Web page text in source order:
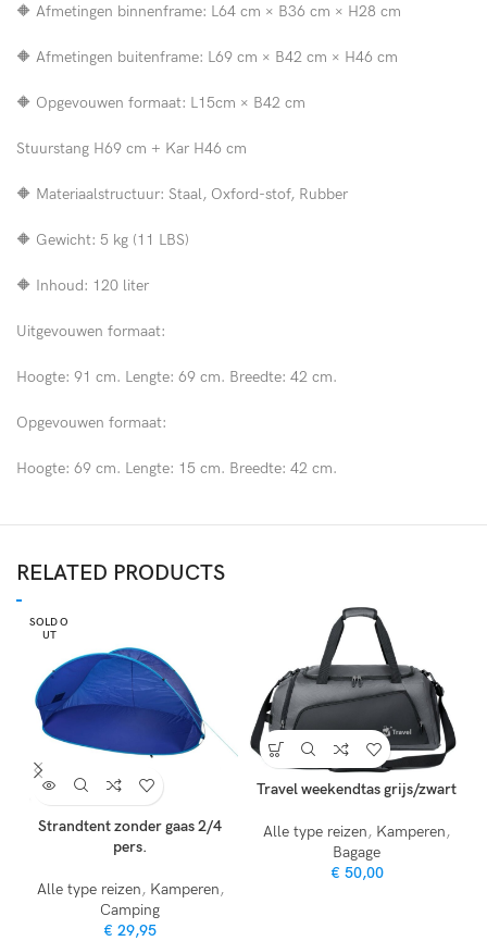
🔶 Afmetingen binnenframe: L64 cm × B36 cm × H28 cm
🔶 Afmetingen buitenframe: L69 cm × B42 cm × H46 cm
🔶 Opgevouwen formaat: L15cm × B42 cm
Stuurstang H69 cm + Kar H46 cm
🔶 Materiaalstructuur: Staal, Oxford-stof, Rubber
🔶 Gewicht: 5 kg (11 LBS)
🔶 Inhoud: 120 liter
Uitgevouwen formaat:
Hoogte: 91 cm. Lengte: 69 cm. Breedte: 42 cm.
Opgevouwen formaat:
Hoogte: 69 cm. Lengte: 15 cm. Breedte: 42 cm.
RELATED PRODUCTS
SOLD O
UT
Strandtent zonder gaas 2/4
pers.
Alle type reizen, Kamperen,
Camping
€ 29,95
Travel weekendtas grijs/zwart
Alle type reizen, Kamperen,
Bagage
€ 50,00